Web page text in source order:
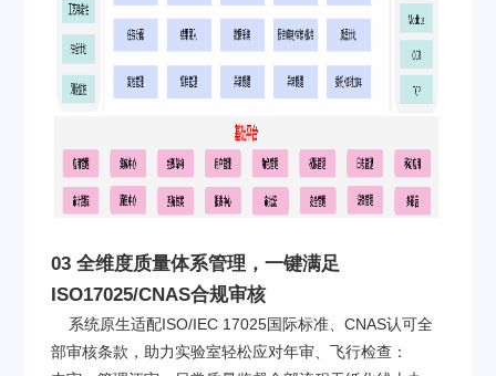
03 全维度质量体系管理，一键满足
ISO17025/CNAS合规审核
系统原生适配ISO/IEC 17025国际标准、CNAS认可全
部审核条款，助力实验室轻松应对年审、飞行检查：